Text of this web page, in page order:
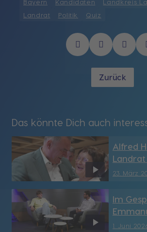
Bayern Kandidaten
Landkreis
Landrat
Politik Quiz
Zurück
Das könnte Dich auch
23. März
Alfred
1. Juni
Im